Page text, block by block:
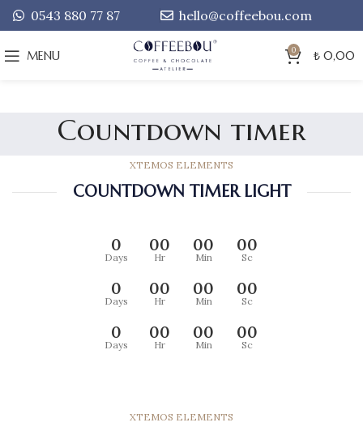
0543 880 77 87 hello@coffeebou.com
MENU 0 ₺ 0,00
Countdown timer
XTEMOS ELEMENTS
COUNTDOWN TIMER LIGHT
0
Days
00
Hr
00
Min
00
Sc
0
Days
00
Hr
00
Min
00
Sc
0
Days
00
Hr
00
Min
00
Sc
XTEMOS ELEMENTS